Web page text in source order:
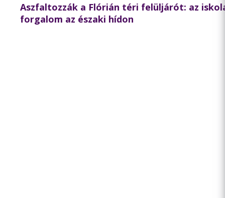
Aszfaltozzák a Flórián téri felüljárót: az
forgalom az északi hídon